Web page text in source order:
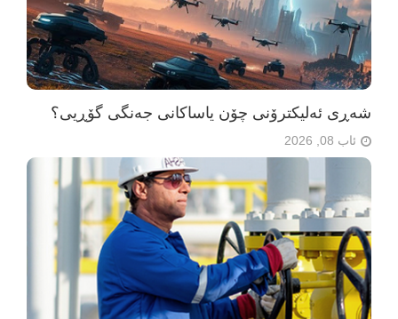
شەڕی ئەلیکترۆنی چۆن یاساکانی جەنگی گۆڕیی؟
ئاب 08, 2026